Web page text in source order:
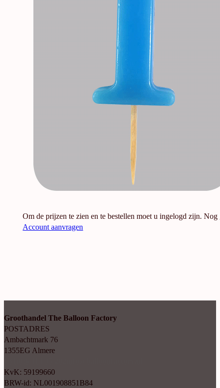
Om de prijzen te zien en te bestellen moet u ingelogd zijn. Nog
Account aanvragen
Groothandel The Balloon Factory
POSTADRES
Ambachtmark 76
1355EG Almere
KvK: 59199660
BRW-id: NL001908851B84